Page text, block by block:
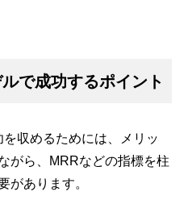
で成功するポイント
収めるためには、メリッ
がら、MRRなどの指標を柱
があります。